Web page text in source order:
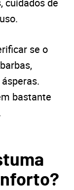
cuidados de
se o
bastante